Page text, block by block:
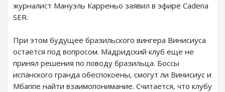
журналист Мануэль Карреньо заявил в эфире Cadena
SER.
При этом будущее бразильского вингера Винисиуса
остается под вопросом. Мадридский клуб еще не
принял решения по поводу бразильца. Боссы
испанского гранда обеспокоены, смогут ли Винисиус и
Мбаппе найти взаимопонимание. Считается, что клубу